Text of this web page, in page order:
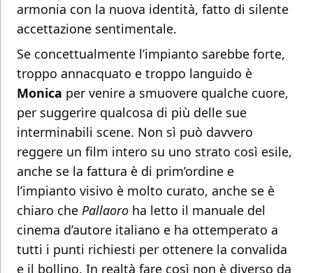
armonia con la nuova identità, fatto di silente
accettazione sentimentale.
Se concettualmente l’impianto sarebbe forte,
troppo annacquato e troppo languido è
Monica per venire a smuovere qualche cuore,
per suggerire qualcosa di più delle sue
interminabili scene. Non sì può davvero
reggere un film intero su uno strato così esile,
anche se la fattura è di prim’ordine e
l’impianto visivo è molto curato, anche se è
chiaro che Pallaoro ha letto il manuale del
cinema d’autore italiano e ha ottemperato a
tutti i punti richiesti per ottenere la convalida
e il bollino. In realtà fare così non è diverso da